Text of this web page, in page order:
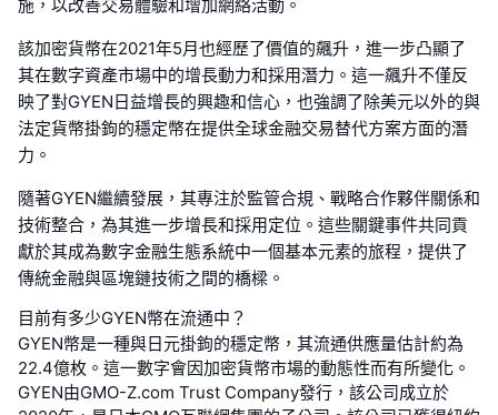
施，以改善交易體驗和增加網絡活動。
該加密貨幣在2021年5月也經歷了價值的飆升，進一步凸顯了
其在數字資產市場中的增長動力和採用潛力。這一飆升不僅反
映了對GYEN日益增長的興趣和信心，也強調了除美元以外的與
法定貨幣掛鉤的穩定幣在提供全球金融交易替代方案方面的潛
力。
隨著GYEN繼續發展，其專注於監管合規、戰略合作夥伴關係和
技術整合，為其進一步增長和採用定位。這些關鍵事件共同貢
獻於其成為數字金融生態系統中一個基本元素的旅程，提供了
傳統金融與區塊鏈技術之間的橋樑。
目前有多少GYEN幣在流通中？
GYEN幣是一種與日元掛鉤的穩定幣，其流通供應量估計約為
22.4億枚。這一數字會因加密貨幣市場的動態性而有所變化。
GYEN由GMO-Z.com Trust Company發行，該公司成立於